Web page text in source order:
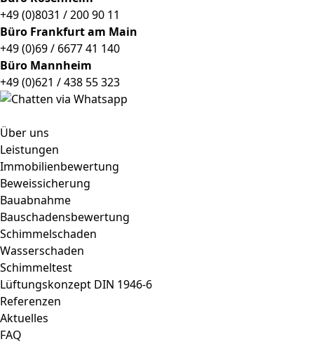
+49 (0)8031 / 200 90 11
Büro Frankfurt am Main
+49 (0)69 / 6677 41 140
Büro Mannheim
+49 (0)621 / 438 55 323
Über uns
Leistungen
Immobilienbewertung
Beweissicherung
Bauabnahme
Bauschadensbewertung
Schimmelschaden
Wasserschaden
Schimmeltest
Lüftungskonzept DIN 1946-6
Referenzen
Aktuelles
FAQ